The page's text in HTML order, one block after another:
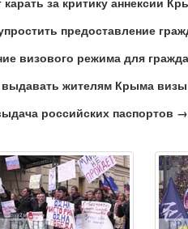
предоставление
визового режима для
выдавать жителям Крыма
российских паспортов →